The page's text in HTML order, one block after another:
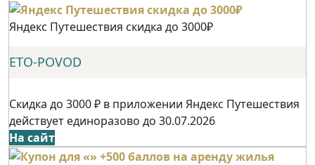
Яндекс Путешествия скидка до 3000₽
ETO-POVOD
Скидка до 3000 ₽ в приложении Яндекс Путешествия
действует единоразово до 30.07.2026
На сайт